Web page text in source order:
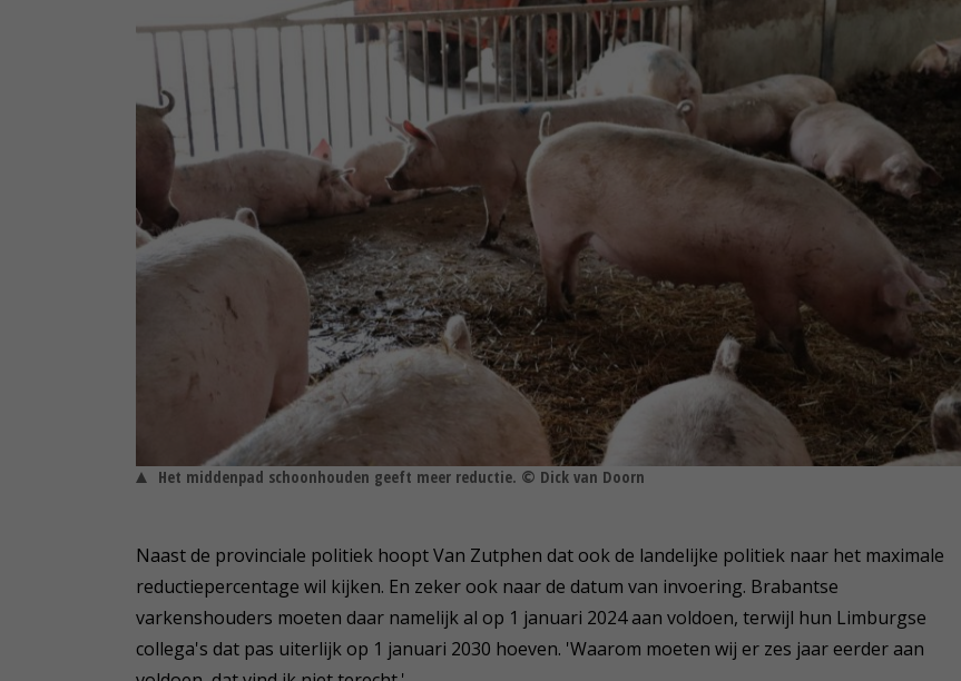
Het middenpad schoonhouden geeft meer reductie. © Dick van Doorn
Naast de provinciale politiek hoopt Van Zutphen dat ook de landelijke politiek naar het maximale
reductiepercentage wil kijken. En zeker ook naar de datum van invoering. Brabantse
varkenshouders moeten daar namelijk al op 1 januari 2024 aan voldoen, terwijl hun Limburgse
collega's dat pas uiterlijk op 1 januari 2030 hoeven. 'Waarom moeten wij er zes jaar eerder aan